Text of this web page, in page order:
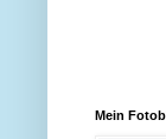
Mein